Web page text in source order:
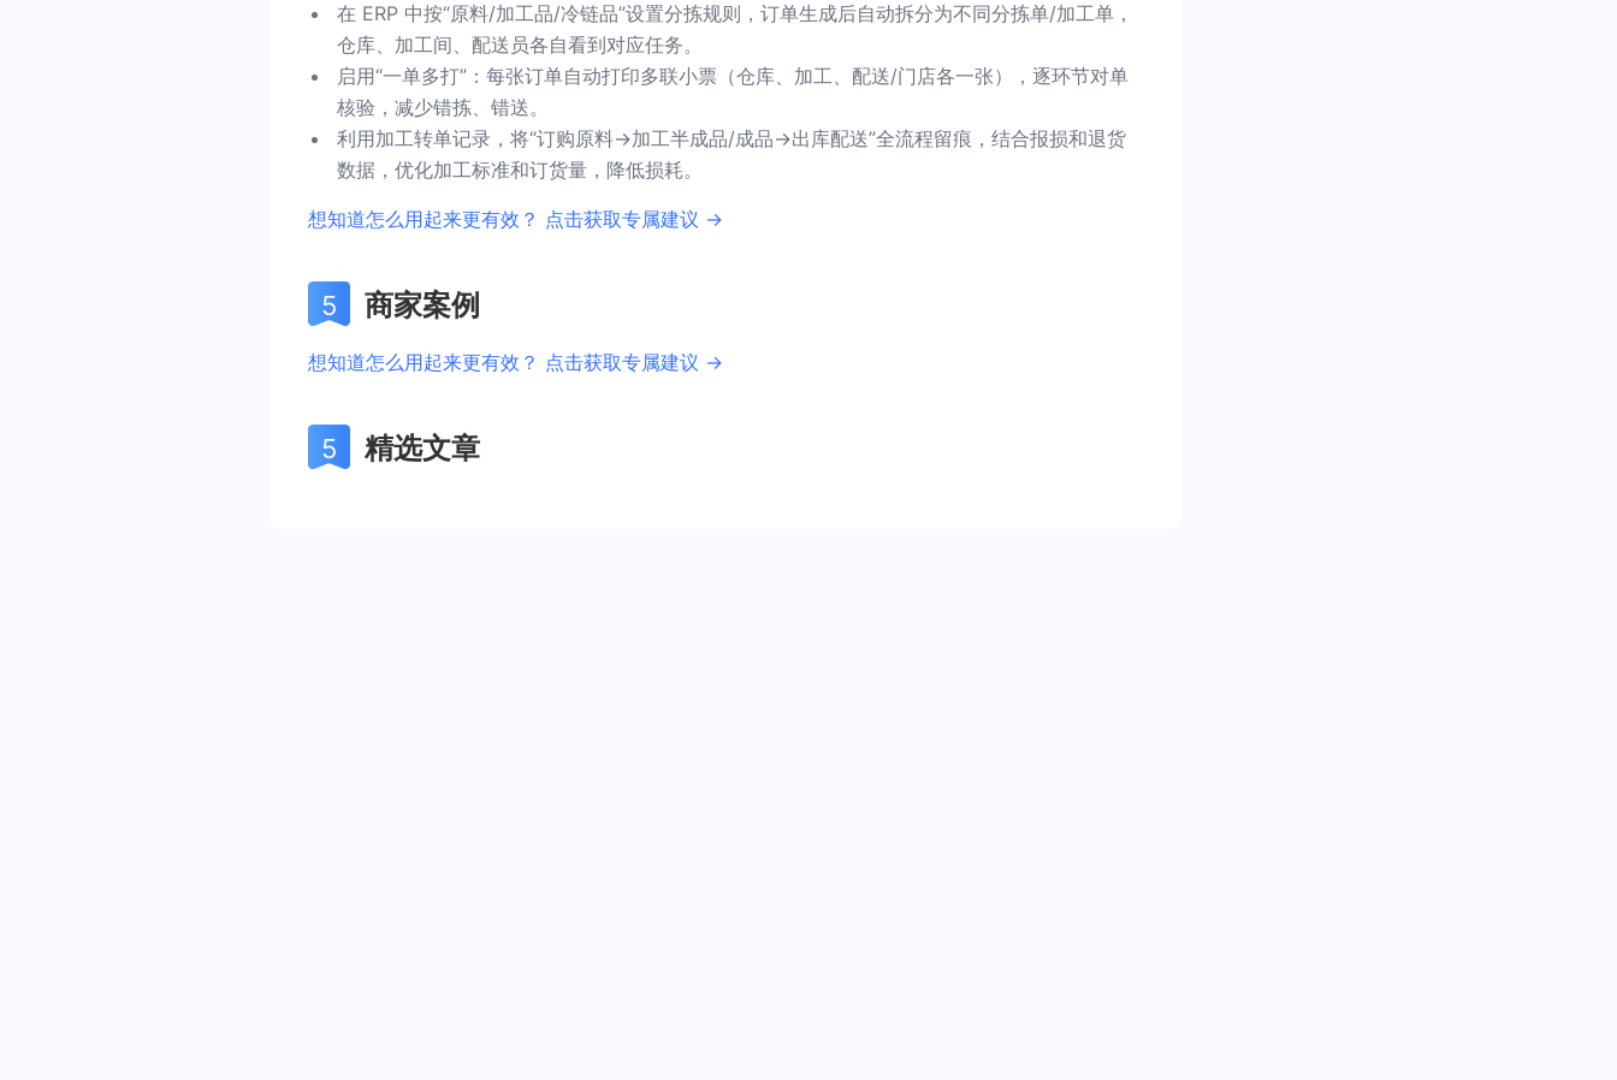
在 ERP 中按“原料/加工品/冷链品”设置分拣规则，订单生成后自动拆分为不同分拣单/加工单，
仓库、加工间、配送员各自看到对应任务。
启用“一单多打”：每张订单自动打印多联小票（仓库、加工、配送/门店各一张），逐环节对单
核验，减少错拣、错送。
利用加工转单记录，将“订购原料→加工半成品/成品→出库配送”全流程留痕，结合报损和退货
数据，优化加工标准和订货量，降低损耗。
想知道怎么用起来更有效？ 点击获取专属建议 →
商家案例
想知道怎么用起来更有效？ 点击获取专属建议 →
精选文章